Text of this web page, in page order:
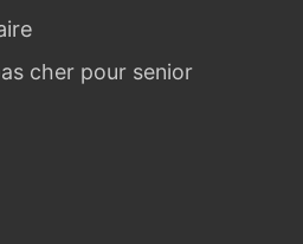
cher pour senior